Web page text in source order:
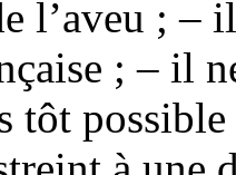
l’aveu ; –
; – il
tôt